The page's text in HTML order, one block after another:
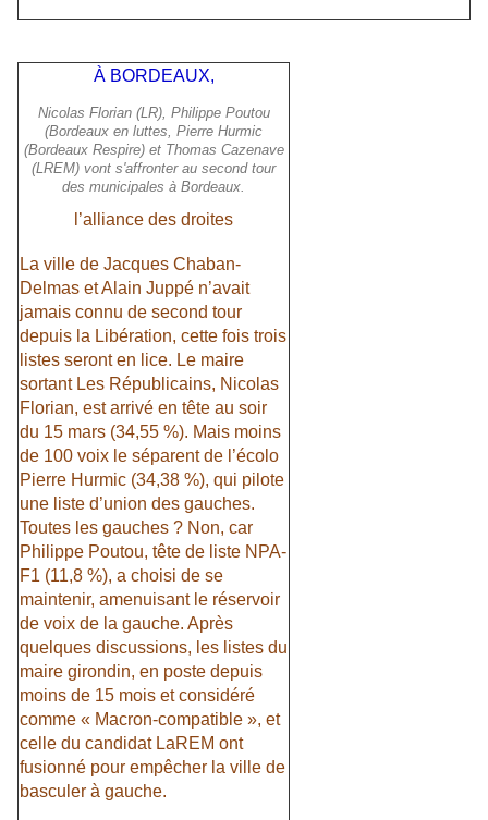
À BORDEAUX,
Nicolas Florian (LR), Philippe Poutou
(Bordeaux en luttes, Pierre Hurmic
(Bordeaux Respire) et Thomas Cazenave
(LREM) vont s'affronter au second tour
des municipales à Bordeaux.
l’alliance des droites
La ville de Jacques Chaban-
Delmas et Alain Juppé n’avait
jamais connu de second tour
depuis la Libération, cette fois trois
listes seront en lice. Le maire
sortant Les Républicains, Nicolas
Florian, est arrivé en tête au soir
du 15 mars (34,55 %). Mais moins
de 100 voix le séparent de l’écolo
Pierre Hurmic (34,38 %), qui pilote
une liste d’union des gauches.
Toutes les gauches ? Non, car
Philippe Poutou, tête de liste NPA-
F1 (11,8 %), a choisi de se
maintenir, amenuisant le réservoir
de voix de la gauche. Après
quelques discussions, les listes du
maire girondin, en poste depuis
moins de 15 mois et considéré
comme « Macron-compatible », et
celle du candidat LaREM ont
fusionné pour empêcher la ville de
basculer à gauche.